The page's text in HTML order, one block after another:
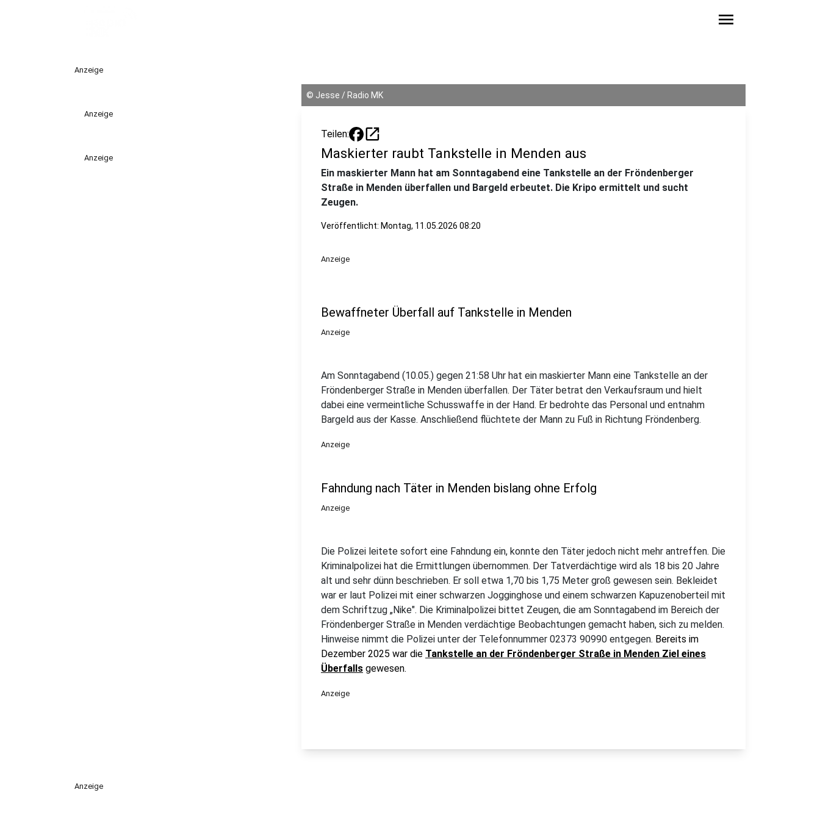
menu
Anzeige
Anzeige
Anzeige
© Jesse / Radio MK
Teilen: open_in_new
Maskierter raubt Tankstelle in Menden aus
Ein maskierter Mann hat am Sonntagabend eine Tankstelle an der Fröndenberger
Straße in Menden überfallen und Bargeld erbeutet. Die Kripo ermittelt und sucht
Zeugen.
Veröffentlicht: Montag, 11.05.2026 08:20
Anzeige
Bewaffneter Überfall auf Tankstelle in Menden
Anzeige
Am Sonntagabend (10.05.) gegen 21:58 Uhr hat ein maskierter Mann eine Tankstelle an der
Fröndenberger Straße in Menden überfallen. Der Täter betrat den Verkaufsraum und hielt
dabei eine vermeintliche Schusswaffe in der Hand. Er bedrohte das Personal und entnahm
Bargeld aus der Kasse. Anschließend flüchtete der Mann zu Fuß in Richtung Fröndenberg.
Anzeige
Fahndung nach Täter in Menden bislang ohne Erfolg
Anzeige
Die Polizei leitete sofort eine Fahndung ein, konnte den Täter jedoch nicht mehr antreffen. Die
Kriminalpolizei hat die Ermittlungen übernommen. Der Tatverdächtige wird als 18 bis 20 Jahre
alt und sehr dünn beschrieben. Er soll etwa 1,70 bis 1,75 Meter groß gewesen sein. Bekleidet
war er laut Polizei mit einer schwarzen Jogginghose und einem schwarzen Kapuzenoberteil mit
dem Schriftzug „Nike". Die Kriminalpolizei bittet Zeugen, die am Sonntagabend im Bereich der
Fröndenberger Straße in Menden verdächtige Beobachtungen gemacht haben, sich zu melden.
Hinweise nimmt die Polizei unter der Telefonnummer 02373 90990 entgegen. Bereits im
Dezember 2025 war die Tankstelle an der Fröndenberger Straße in Menden Ziel eines
Überfalls gewesen.
Anzeige
Anzeige